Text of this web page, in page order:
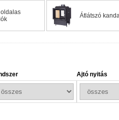
Az acél gyorsabban
tömege és hőtároló
otthon számára, ahol a fa
Átlátszó
Ajtó nyitás